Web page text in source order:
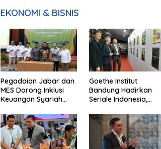
EKONOMI & BISNIS
Pegadaian Jabar dan
MES Dorong Inklusi
Keuangan Syariah
UMKM
Goethe Institut
Bandung Hadirkan
Seriale Indonesia,
Global Industri Serial